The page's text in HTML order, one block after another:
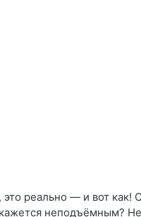
реально — и вот как!
неподъёмным?